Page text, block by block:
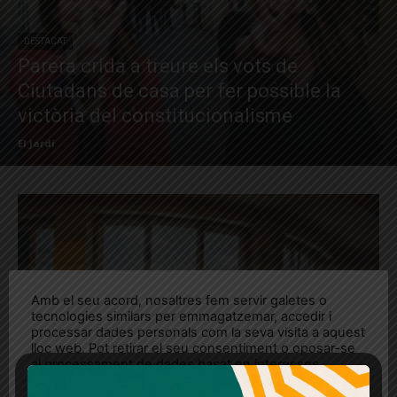
DESTACAT
Parera crida a treure els vots de
Ciutadans de casa per fer possible la
victòria del constitucionalisme
El Jardí
Amb el seu acord, nosaltres fem servir galetes o
tecnologies similars per emmagatzemar, accedir i
processar dades personals com la seva visita a aquest
lloc web. Pot retirar el seu consentiment o oposar-se
al processament de dades basat en interessos
legítims en qualsevol moment fent clic a "Ajustos de